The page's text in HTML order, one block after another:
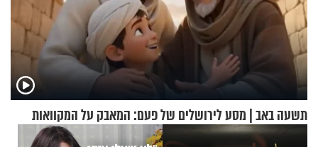
תשעה באב | מסע לירושלים של פעם: המאבק על המקוואות